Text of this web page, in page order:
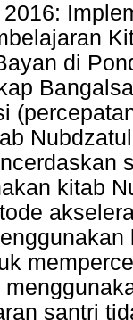
di
kitab
santri